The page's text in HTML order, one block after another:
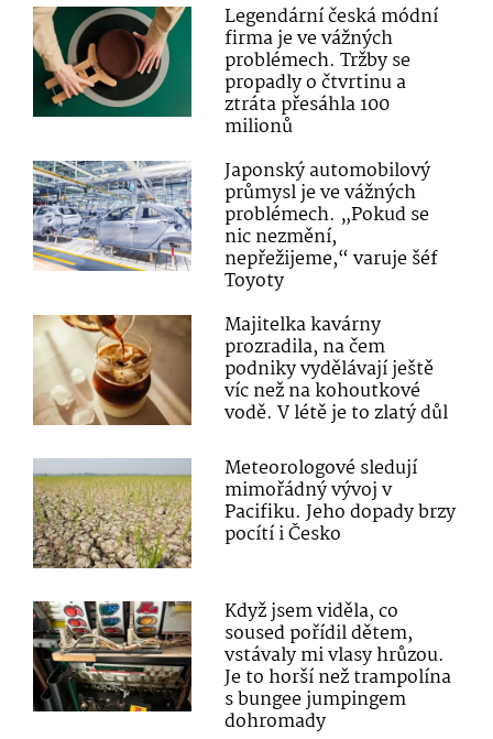
Legendární česká módní
firma je ve vážných
problémech. Tržby se
propadly o čtvrtinu a
ztráta přesáhla 100
milionů
Japonský automobilový
průmysl je ve vážných
problémech. „Pokud se
nic nezmění,
nepřežijeme,“ varuje šéf
Toyoty
Majitelka kavárny
prozradila, na čem
podniky vydělávají ještě
víc než na kohoutkové
vodě. V létě je to zlatý důl
Meteorologové sledují
mimořádný vývoj v
Pacifiku. Jeho dopady brzy
pocítí i Česko
Když jsem viděla, co
soused pořídil dětem,
vstávaly mi vlasy hrůzou.
Je to horší než trampolína
s bungee jumpingem
dohromady